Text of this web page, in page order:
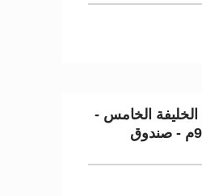
الخليفة الخامس -
نصره الله تعالى - في 9/1/2009م - صندوق